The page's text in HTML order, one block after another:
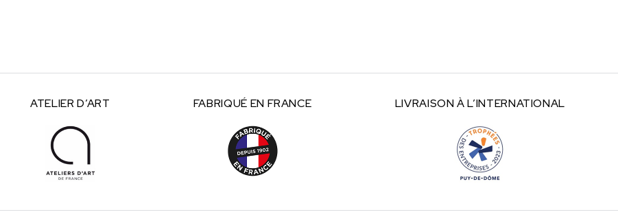
ATELIERD’ART FABRIQUÉ EN FRANCE LIVRAISON ÀL’INTERNATIONAL